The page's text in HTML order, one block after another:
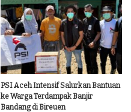
PSI Aceh Intensif Salurkan Bantuan
ke Warga Terdampak Banjir
Bandang di Bireuen